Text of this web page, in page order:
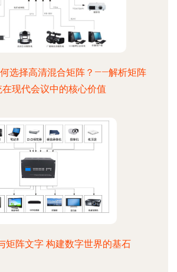
选择高清混合矩阵？——解析矩阵
在现代会议中的核心价值
矩阵文字 构建数字世界的基石